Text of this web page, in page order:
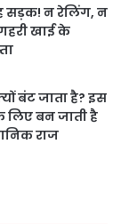
सड़क! न रेलिंग, न
खाई के
बंट जाता है? इस
बन जाती है
राज